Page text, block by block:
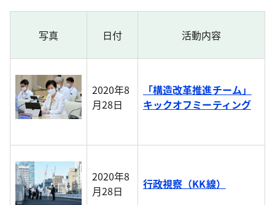
写真 日付 活動内容
2020年8
月28日
「構造改革推進チーム」
キックオフミーティング
2020年8
月28日
行政視察（KK線）